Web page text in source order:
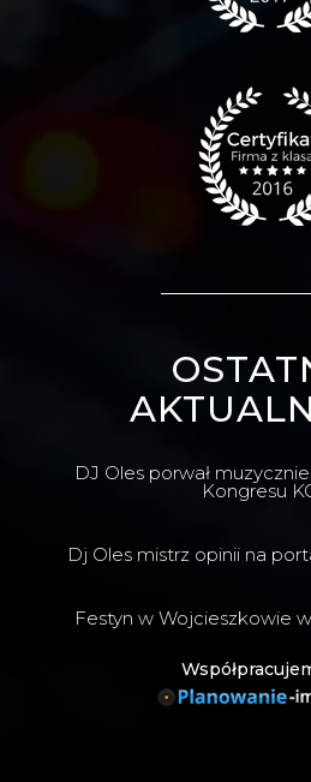
DJ Oles porwał
Kongresu
Dj Oles mistrz opinii na
Festyn w Wojcieszkowie